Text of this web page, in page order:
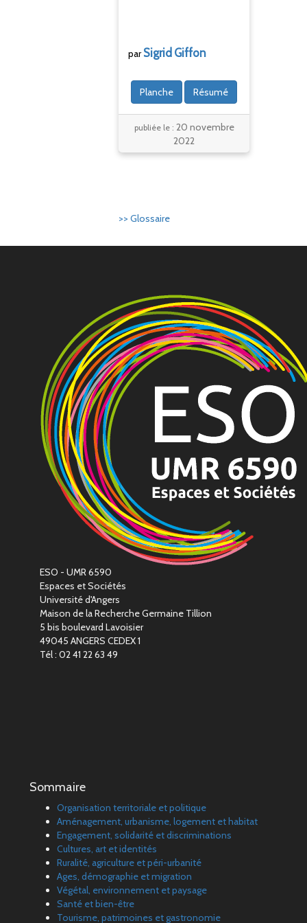
parSigrid Giffon
Planche Résumé
publiée le : 20 novembre
2022
>> Glossaire
ESO - UMR 6590
Espaces et Sociétés
Université d'Angers
Maison de la Recherche Germaine Tillion
5 bis boulevard Lavoisier
49045 ANGERS CEDEX 1
Tél : 02 41 22 63 49
Sommaire
Organisation territoriale et politique
Aménagement, urbanisme, logement et habitat
Engagement, solidarité et discriminations
Cultures, art et identités
Ruralité, agriculture et péri-urbanité
Ages, démographie et migration
Végétal, environnement et paysage
Santé et bien-être
Tourisme, patrimoines et gastronomie